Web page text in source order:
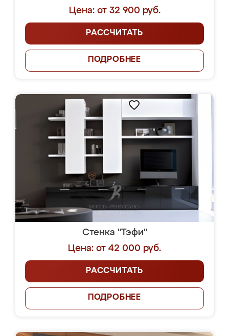
Цена: от 32 900 руб.
РАССЧИТАТЬ
ПОДРОБНЕЕ
Стенка "Тэфи"
Цена: от 42 000 руб.
РАССЧИТАТЬ
ПОДРОБНЕЕ